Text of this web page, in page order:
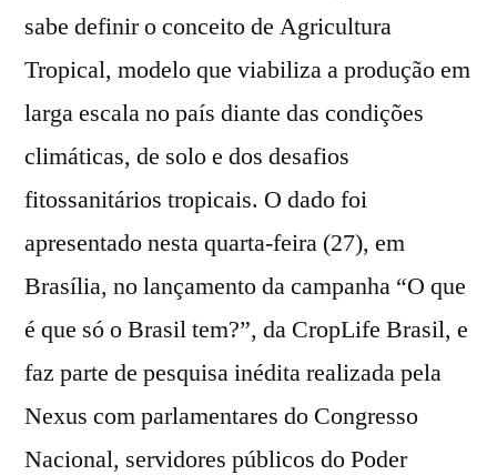
sabe definir o conceito de Agricultura
Tropical, modelo que viabiliza a produção em
larga escala no país diante das condições
climáticas, de solo e dos desafios
fitossanitários tropicais. O dado foi
apresentado nesta quarta-feira (27), em
Brasília, no lançamento da campanha “O que
é que só o Brasil tem?”, da CropLife Brasil, e
faz parte de pesquisa inédita realizada pela
Nexus com parlamentares do Congresso
Nacional, servidores públicos do Poder